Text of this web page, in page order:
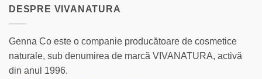
DESPRE VIVANATURA
Genna Co este o companie producătoare de cosmetice
naturale, sub denumirea de marcă VIVANATURA, activă
din anul 1996.